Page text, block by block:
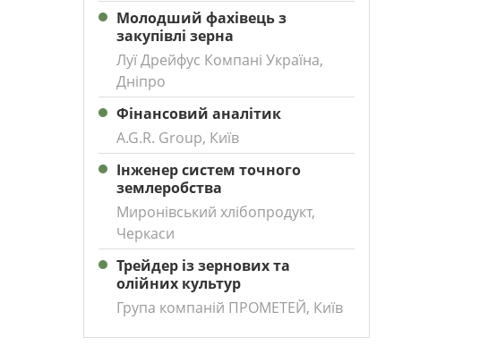
Молодший фахівець з
закупівлі зерна
Луї Дрейфус Компані Україна,
Дніпро
Фінансовий аналітик
A.G.R. Group, Київ
Інженер систем точного
землеробства
Миронівський хлібопродукт,
Черкаси
Трейдер із зернових та
олійних культур
Група компаній ПРОМЕТЕЙ, Київ